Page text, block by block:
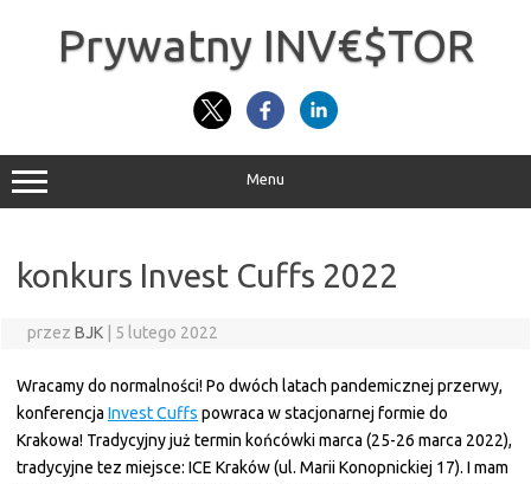
Prywatny INV€$TOR
Menu
konkurs Invest Cuffs 2022
przez BJK 5 lutego 2022
Wracamy do normalności! Po dwóch latach pandemicznej przerwy,
konferencja Invest Cuffs powraca w stacjonarnej formie do
Krakowa! Tradycyjny już termin końcówki marca (25-26 marca 2022),
tradycyjne tez miejsce: ICE Kraków (ul. Marii Konopnickiej 17). I mam